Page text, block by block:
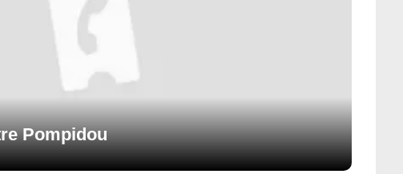
Pompidou